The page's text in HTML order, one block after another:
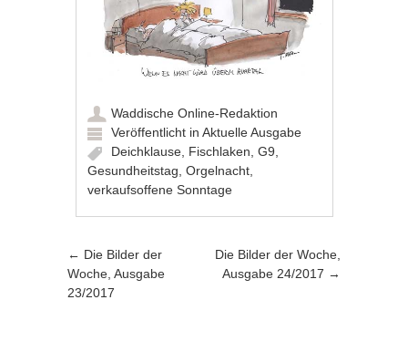
Waddische Online-Redaktion
Veröffentlicht inAktuelle Ausgabe
Deichklause Fischlaken ,G9
Gesundheitstag ,Orgelnacht
verkaufsoffene Sonntage
Artikel-Navigation
← Die Bilder der
Woche, Ausgabe
23/2017
Die Bilder der Woche,
Ausgabe 24/2017 →